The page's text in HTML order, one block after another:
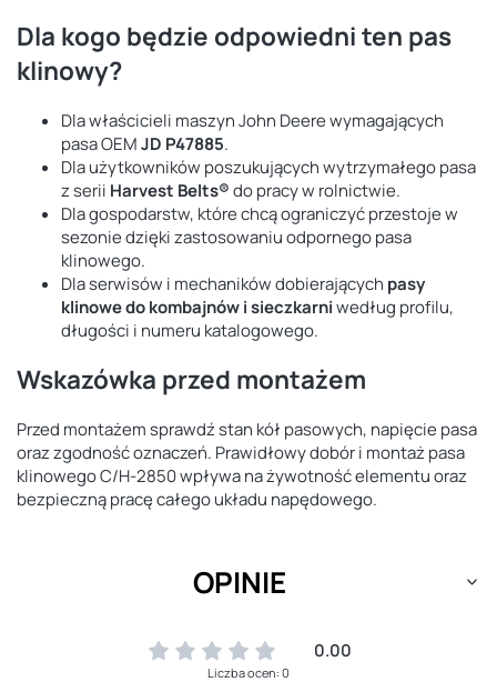
Dla kogo będzie odpowiedni ten pas
klinowy?
Dla właścicieli maszyn John Deere wymagających
pasa OEMJD P47885.
Dla użytkowników poszukujących wytrzymałego pasa
z serii Harvest Belts®do pracy w rolnictwie.
Dla gospodarstw, które chcą ograniczyć przestoje w
sezonie dzięki zastosowaniu odpornego pasa
klinowego.
Dla serwisów i mechaników dobierających pasy
klinowe do kombajnów i sieczkarniwedług profilu,
długości i numeru katalogowego.
Wskazówka przed montażem
Przed montażem sprawdź stan kół pasowych, napięcie pasa
oraz zgodność oznaczeń. Prawidłowy dobór i montaż pasa
klinowego C/H-2850 wpływa na żywotność elementu oraz
bezpieczną pracę całego układu napędowego.
OPINIE
0.00
Liczba ocen: 0